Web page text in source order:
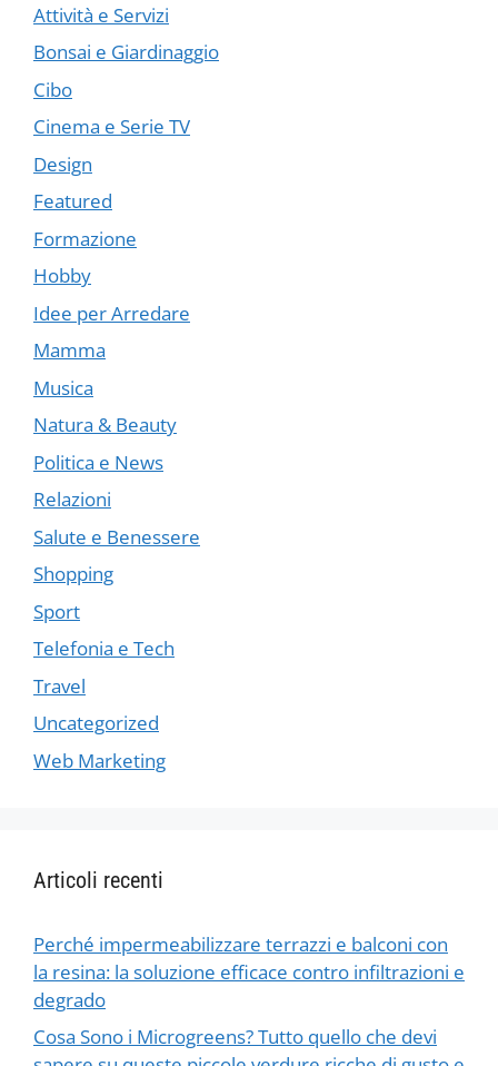
Attività e Servizi
Bonsai e Giardinaggio
Cibo
Cinema e Serie TV
Design
Featured
Formazione
Hobby
Idee per Arredare
Mamma
Musica
Natura & Beauty
Politica e News
Relazioni
Salute e Benessere
Shopping
Sport
Telefonia e Tech
Travel
Uncategorized
Web Marketing
Articoli recenti
Perché impermeabilizzare terrazzi e balconi con
la resina: la soluzione efficace contro infiltrazioni e
degrado
Cosa Sono i Microgreens? Tutto quello che devi